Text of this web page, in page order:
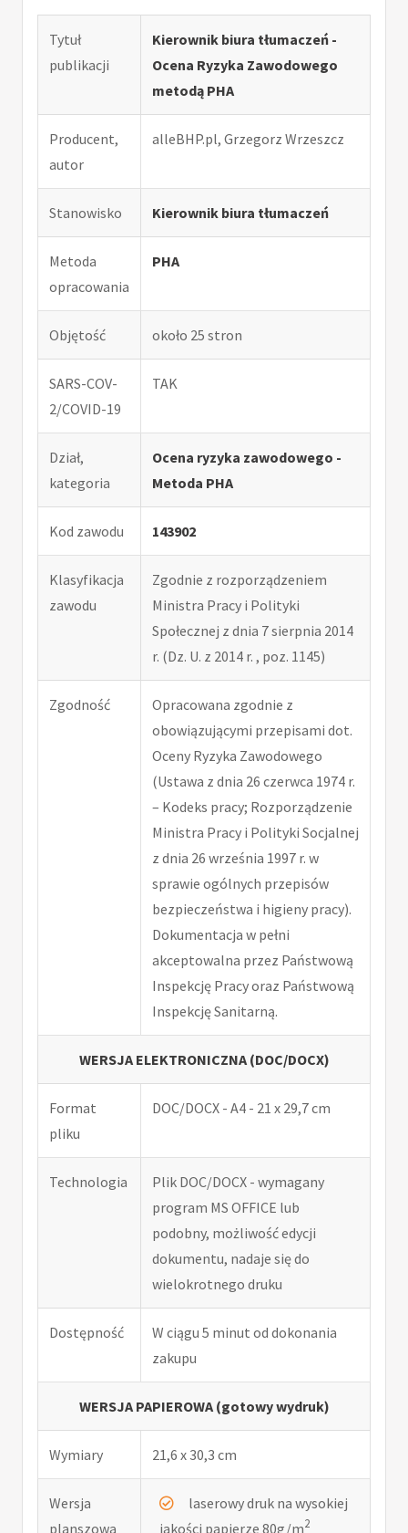
Tytuł
publikacji
Kierownik biura tłumaczeń -
Ocena Ryzyka Zawodowego
metodą PHA
Producent,
autor
alleBHP.pl, Grzegorz Wrzeszcz
Stanowisko Kierownik biura tłumaczeń
Metoda
opracowania
PHA
Objętość około 25 stron
SARS-COV-
2/COVID-19
TAK
Dział,
kategoria
Ocena ryzyka zawodowego -
Metoda PHA
Kod zawodu 143902
Klasyfikacja
zawodu
Zgodnie z rozporządzeniem
Ministra Pracy i Polityki
Społecznej z dnia 7 sierpnia 2014
r. (Dz. U. z 2014 r. , poz. 1145)
Zgodność
Opracowana zgodnie z
obowiązującymi przepisami dot.
Oceny Ryzyka Zawodowego
(Ustawa z dnia 26 czerwca 1974 r.
– Kodeks pracy; Rozporządzenie
Ministra Pracy i Polityki Socjalnej
z dnia 26 września 1997 r. w
sprawie ogólnych przepisów
bezpieczeństwa i higieny pracy).
Dokumentacja w pełni
akceptowalna przez Państwową
Inspekcję Pracy oraz Państwową
Inspekcję Sanitarną.
WERSJA ELEKTRONICZNA (DOC/DOCX)
Format
pliku
DOC/DOCX - A4 - 21 x 29,7 cm
Technologia
Plik DOC/DOCX - wymagany
program MS OFFICE lub
podobny, możliwość edycji
dokumentu, nadaje się do
wielokrotnego druku
Dostępność
W ciągu 5 minut od dokonania
zakupu
WERSJA PAPIEROWA (gotowy wydruk)
Wymiary 21,6 x 30,3 cm
Wersja
planszowa
laserowy druk na wysokiej
jakości papierze 80g/m2